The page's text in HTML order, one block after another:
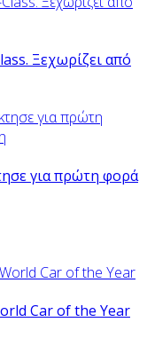
Ξεχωρίζει από
για πρώτη φορά
Car of the Year